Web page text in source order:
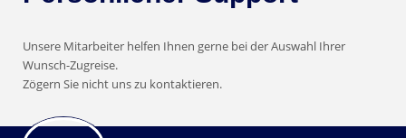
Unsere Mitarbeiter helfen Ihnen gerne bei der Auswahl Ihrer
Wunsch-Zugreise.
Zögern Sie nicht uns zu kontaktieren.